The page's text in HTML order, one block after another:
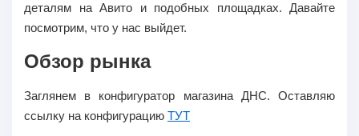
деталям на Авито и подобных площадках. Давайте
посмотрим, что у нас выйдет.
Обзор рынка
Заглянем в конфигуратор магазина ДНС. Оставляю
ссылку на конфигурацию ТУТ